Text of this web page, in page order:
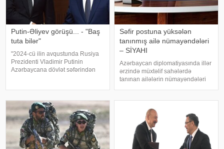
Putin-Əliyev görüşü... - "Baş
tuta bilər"
"2024-cü ilin avqustunda Rusiya
Prezidenti Vladimir Putinin
Azərbaycana dövlət səfərindən
fikrincə, həmin dövrdə siyasi
dialoq
Səfir postuna yüksələn
tanınmış ailə nümayəndələri
– SİYAHI
Azərbaycan diplomatiyasında illər
ərzində müxtəlif sahələrdə
tanınan ailələrin nümayəndələri
və incəsənət nümayəndələrinin